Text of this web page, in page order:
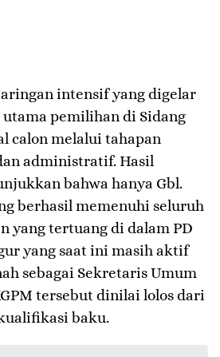
intensif yang digelar
pemilihan di Sidang
calon melalui tahapan
administratif. Hasil
bahwa hanya Gbl.
berhasil memenuhi seluruh
yang tertuang di dalam PD
yang saat ini masih aktif
sebagai Sekretaris Umum
tersebut dinilai lolos dari
baku.